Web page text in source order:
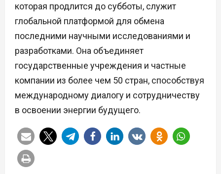
которая продлится до субботы, служит
глобальной платформой для обмена
последними научными исследованиями и
разработками. Она объединяет
государственные учреждения и частные
компании из более чем 50 стран, способствуя
международному диалогу и сотрудничеству
в освоении энергии будущего.